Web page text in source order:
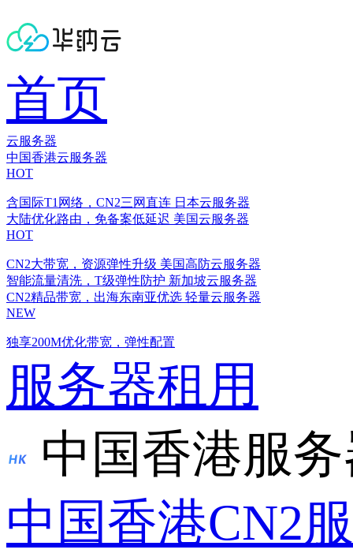
首页
云服务器
中国香港云服务器
HOT
含国际T1网络，CN2三网直连 日本云服务器
大陆优化路由，免备案低延迟 美国云服务器
HOT
CN2大带宽，资源弹性升级 美国高防云服务器
智能流量清洗，T级弹性防护 新加坡云服务器
CN2精品带宽，出海东南亚优选 轻量云服务器
NEW
独享200M优化带宽，弹性配置
服务器租用
中国香港服
中国香港CN2